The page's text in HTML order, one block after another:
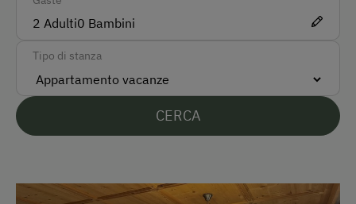
Tipo di alloggio
2 Adulti0 Bambini
Tipo di stanza
CERCA